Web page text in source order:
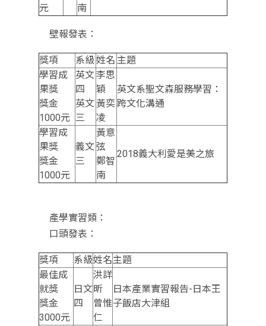
元
南
壁報發表：
獎項 系級 姓名 主題
學習成
果獎
獎金
1000元
英文
四
英文
三
李思
穎
黃奕
凌
英文系聖文森服務學習：
跨文化溝通
學習成
果獎
獎金
1000元
義文
三
黃意
弦
鄭智
南
2018義大利愛是美之旅
產學實習類：
口頭發表：
獎項 系級姓名主題
最佳成
就獎
獎金
3000元
日文
四
洪詳
昕
曾惟
仁
日本產業實習報告-日本王
子飯店大津組